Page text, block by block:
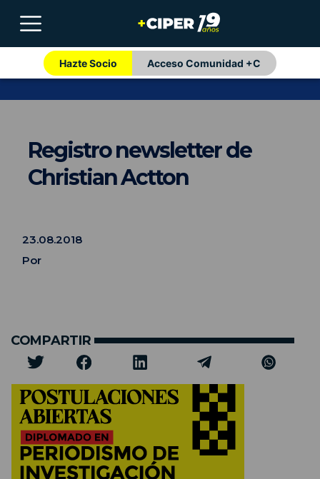
Hazte Socio Acceso Comunidad +C
Registro newsletter de
Christian Actton
23.08.2018
Por
COMPARTIR